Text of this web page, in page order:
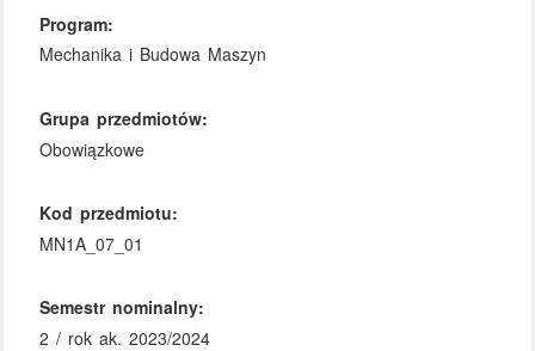
Program:
Mechanika i Budowa Maszyn
Grupa przedmiotów:
Obowiązkowe
Kod przedmiotu:
MN1A_07_01
Semestr nominalny:
2 / rok ak. 2023/2024